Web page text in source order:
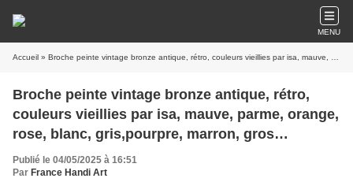
MENU
Accueil » Broche peinte vintage bronze antique, rétro, couleurs vieillies par isa, mauve, parme, orange, rose, blanc, gris,pourpre, marron, gros cabochon mini tableau oval de 30x40mm que je me suis amusée à peindre avec un effet vieillissant afin de donner un ton rétro, vintage, les années folles sont là, c'était les années de ma mère, on aime bien chiner dans les vieux greniers, alors là, on a chiné et on a trouvé une pièce rare, unique, cette broche et voilà, j'ai peint comme si je venais de trouver ce bijou d'antan, alors kiss kiss à toutes les mamans. Bijou féérique, bijou fantastique, bijou artistique, bijou atypique, bijou art moderne, bijou art déco, bijou art nouveau, bijou d'isa, création unique à l'atelier france handi art de narbonne sous la réf bik28. Je pose un verre loupe afin de donner du relief et de la profondeur aux couleurs, c'est de la peinture acrylique, mais pas de souci, elle a mis des mois à sécher, plus rien ne bougera, procédé d'isa, tkt. La broche accessoirise tout type de vêtement, même les pantalons, accrocher une broche au bas d'un jean, ça donne un effet bluffant, sur un sac aussi, une écharpe, un snood, une casquette, la broche, l'accessoire indispensable. Soyez unique, portez un LACIK !
Broche peinte vintage bronze antique, rétro,
couleurs vieillies par isa, mauve, parme, orange,
rose, blanc, gris,pourpre, marron, gros
cabochon mini tableau oval de 30x40mm que je
me suis amusée à peindre avec un effet
Publié le 04/05/2025 à 16:51
Par France Handi Art